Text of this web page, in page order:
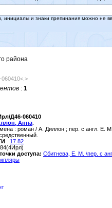
инициалы и знаки препинания можно не
района
: 1
Д46-060410
Анна
: роман / А. Диллон ; пер. с англ. Е.
17.82
84(4Ирл)
доступа: Сбитнева, Е. М. \пер. с